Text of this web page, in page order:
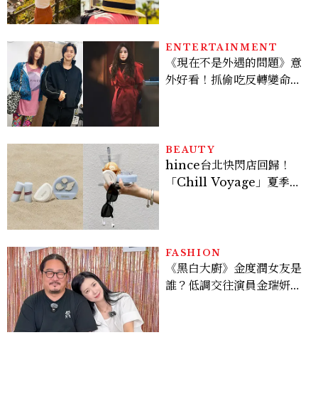
ENTERTAINMENT
《現在不是外遇的問題》意
外好看！抓偷吃反轉變命
看點懶人包
BEAUTY
hince台北快閃店回歸！
「Chill Voyage」夏季限
FASHION
《黑白大廚》金度潤女友是
誰？低調交往演員金瑞妍、